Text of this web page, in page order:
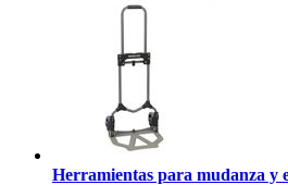
Herramientas para mudanza y